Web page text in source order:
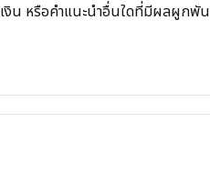
เงิน หรือคำแนะนำอื่นใดที่มีผลผูกพัน